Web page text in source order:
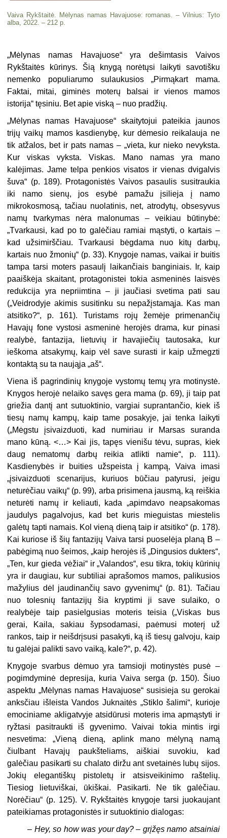
Vaiva Rykštaitė. Mėlynas namas Havajuose: romanas. – Vilnius: Tyto
alba, 2022. – 212 p.
„Mėlynas namas Havajuose“ yra dešimtasis Vaivos
Rykštaitės kūrinys. Šią knygą norėtųsi laikyti savotišku
nemenko populiarumo sulaukusios „Pirmąkart mama.
Faktai, mitai, giminės moterų balsai ir vienos mamos
istorija“ tęsiniu. Bet apie viską – nuo pradžių.
„Mėlynas namas Havajuose“ skaitytojui pateikia jaunos
trijų vaikų mamos kasdienybę, kur dėmesio reikalauja ne
tik atžalos, bet ir pats namas – „vieta, kur nieko nevyksta.
Kur viskas vyksta. Viskas. Mano namas yra mano
kalėjimas. Jame telpa penkios visatos ir vienas dvigalvis
šuva“ (p. 189). Protagonistės Vaivos pasaulis susitraukia
iki namo sienų, jos esybė pamažu įsilieja į namo
mikrokosmosą, tačiau nuolatinis, net, atrodytų, obsesyvus
namų tvarkymas nėra malonumas – veikiau būtinybė:
„Tvarkausi, kad po to galėčiau ramiai mąstyti, o kartais –
kad užsimirščiau. Tvarkausi bėgdama nuo kitų darbų,
kartais nuo žmonių“ (p. 33). Knygoje namas, vaikai ir buitis
tampa tarsi moters pasaulį laikančiais banginiais. Ir, kaip
paaiškėja skaitant, protagonistei tokia asmeninės laisvės
redukcija yra nepriimtina – ji jaučiasi svetima pati sau
(„Veidrodyje akimis susitinku su nepažįstamąja. Kas man
atsitiko?“, p. 161). Turistams rojų žemėje primenančių
Havajų fone vystosi asmeninė herojės drama, kur pinasi
realybė, fantazija, lietuvių ir havajiečių tautosaka, kur
ieškoma atsakymų, kaip vėl save surasti ir kaip užmegzti
kontaktą su ta naująja „aš“.
Viena iš pagrindinių knygoje vystomų temų yra motinystė.
Knygos herojė nelaiko savęs gera mama (p. 69), ji taip pat
griežia dantį ant sutuoktinio, vargiai suprantančio, kiek iš
tiesų namų kampų, kaip tame posakyje, jai tenka laikyti
(„Mėgstu įsivaizduoti, kad numiriau ir Marsas suranda
mano kūną. <…> Kai jis, tapęs vienišu tėvu, supras, kiek
daug nematomų darbų reikia atlikti namie“, p. 111).
Kasdienybės ir buities užspeista į kampą, Vaiva imasi
„įsivaizduoti scenarijus, kuriuos būčiau patyrusi, jeigu
neturėčiau vaikų“ (p. 99), arba prisimena jausmą, ką reiškia
neturėti namų ir keliauti, kada „apimdavo neapsakomas
jaudulys pagalvojus, kad bet kuris mieguistas miestelis
galėtų tapti namais. Kol vieną dieną taip ir atsitiko“ (p. 178).
Kai kuriose iš šių fantazijų Vaiva tarsi puoselėja planą B –
pabėgimą nuo šeimos, „kaip herojės iš „Dingusios dukters“,
„Ten, kur gieda vėžiai“ ir „Valandos“, esu tikra, tokių kūrinių
yra ir daugiau, kur subtiliai aprašomos mamos, palikusios
mažylius dėl jaudinančių savo gyvenimų“ (p. 81). Tačiau
nuo tolesnių fantazijų šia kryptimi ji save sulaiko, o
realybėje taip pasielgusias moteris teisia („Viskas bus
gerai, Kaila, sakiau šypsodamasi, paėmusi moterį už
rankos, taip ir neišdrįsusi pasakyti, ką iš tiesų galvoju, kaip
tu galėjai palikti savo vaiką, kale?“, p. 42).
Knygoje svarbus dėmuo yra tamsioji motinystės pusė –
pogimdyminė depresija, kuria Vaiva serga (p. 150). Šiuo
aspektu „Mėlynas namas Havajuose“ susisieja su gerokai
anksčiau išleista Vandos Juknaitės „Stiklo šalimi“, kurioje
emociniame akligatvyje atsidūrusi moteris ima apmąstyti ir
ryžtasi pasitraukti iš gyvenimo. Vaivai tokia mintis irgi
nesvetima: „Vieną dieną, aplink mano mėlyną namą
čiulbant Havajų paukšteliams, aiškiai suvokiu, kad
galėčiau pasikarti su chalato diržu ant svetainės lubų sijos.
Jokių elegantiškų pistoletų ir atsisveikinimo raštelių.
Tiesiog lietuviškai, ūkiškai. Pasikarti. Ne tik galėčiau.
Norėčiau“ (p. 125). V. Rykštaitės knygoje tarsi juokaujant
pateikiamas protagonistės ir sutuoktinio dialogas:
– Hey, so how was your day? – grįžęs namo atsainiai